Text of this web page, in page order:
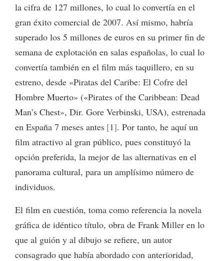
la cifra de 127 millones, lo cual lo convertía en el
gran éxito comercial de 2007. Así mismo, habría
superado los 5 millones de euros en su primer fin de
semana de explotación en salas españolas, lo cual lo
convertía también en el film más taquillero, en su
estreno, desde «Piratas del Caribe: El Cofre del
Hombre Muerto» («Pirates of the Caribbean: Dead
Man’s Chest», Dir. Gore Verbinski, USA), estrenada
en España 7 meses antes 1 . Por tanto, he aquí un
film atractivo al gran público, pues constituyó la
opción preferida, la mejor de las alternativas en el
panorama cultural, para un amplísimo número de
individuos.
El film en cuestión, toma como referencia la novela
gráfica de idéntico título, obra de Frank Miller en lo
que al guión y al dibujo se refiere, un autor
consagrado que había abordado con anterioridad,